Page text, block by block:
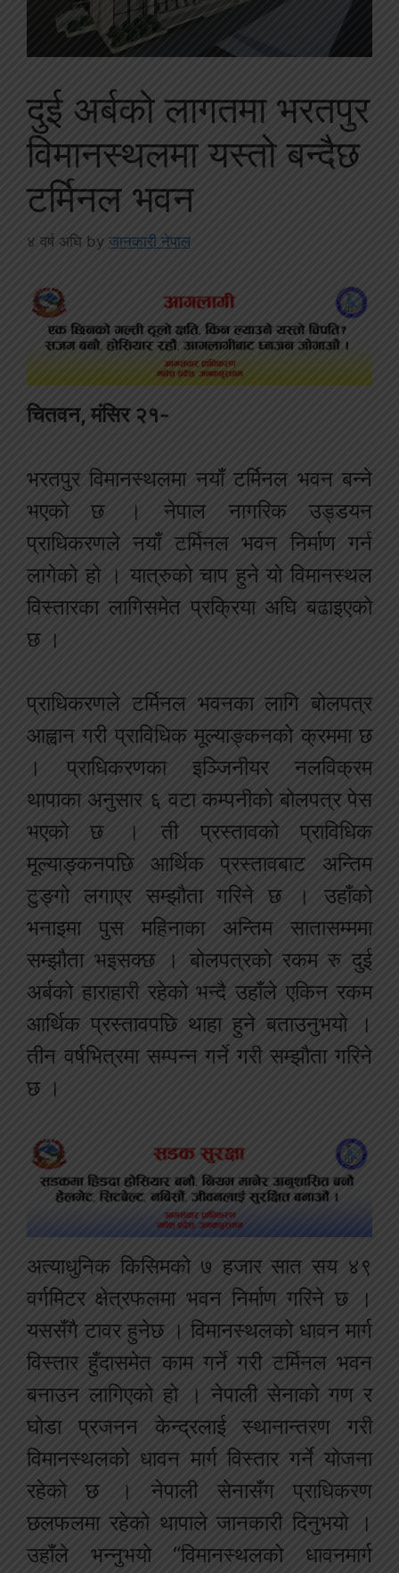
दुई अर्बको लागतमा भरतपुर
विमानस्थलमा यस्तो बन्दैछ
टर्मिनल भवन
४ वर्ष अघि by जानकारी नेपाल
चितवन, मंसिर २१-
भरतपुर विमानस्थलमा नयाँ टर्मिनल भवन बन्ने
भएको छ । नेपाल नागरिक उड्डयन
प्राधिकरणले नयाँ टर्मिनल भवन निर्माण गर्न
लागेको हो । यात्रुको चाप हुने यो विमानस्थल
विस्तारका लागिसमेत प्रक्रिया अघि बढाइएको
छ ।
प्राधिकरणले टर्मिनल भवनका लागि बोलपत्र
आह्वान गरी प्राविधिक मूल्याङ्कनको क्रममा छ
। प्राधिकरणका इञ्जिनीयर नलविक्रम
थापाका अनुसार ६ वटा कम्पनीको बोलपत्र पेस
भएको छ । ती प्रस्तावको प्राविधिक
मूल्याङ्कनपछि आर्थिक प्रस्तावबाट अन्तिम
टुङ्गो लगाएर सम्झौता गरिने छ । उहाँको
भनाइमा पुस महिनाका अन्तिम सातासम्ममा
सम्झौता भइसक्छ । बोलपत्रको रकम रु दुई
अर्बको हाराहारी रहेको भन्दै उहाँले एकिन रकम
आर्थिक प्रस्तावपछि थाहा हुने बताउनुभयो ।
तीन वर्षभित्रमा सम्पन्न गर्ने गरी सम्झौता गरिने
छ ।
अत्याधुनिक किसिमको ७ हजार सात सय ४९
वर्गमिटर क्षेत्रफलमा भवन निर्माण गरिने छ ।
यससँगै टावर हुनेछ । विमानस्थलको धावन मार्ग
विस्तार हुँदासमेत काम गर्ने गरी टर्मिनल भवन
बनाउन लागिएको हो । नेपाली सेनाको गण र
घोडा प्रजनन केन्द्रलाई स्थानान्तरण गरी
विमानस्थलको धावन मार्ग विस्तार गर्ने योजना
रहेको छ । नेपाली सेनासँग प्राधिकरण
छलफलमा रहेको थापाले जानकारी दिनुभयो ।
उहाँले भन्नुभयो “विमानस्थलको धावनमार्ग